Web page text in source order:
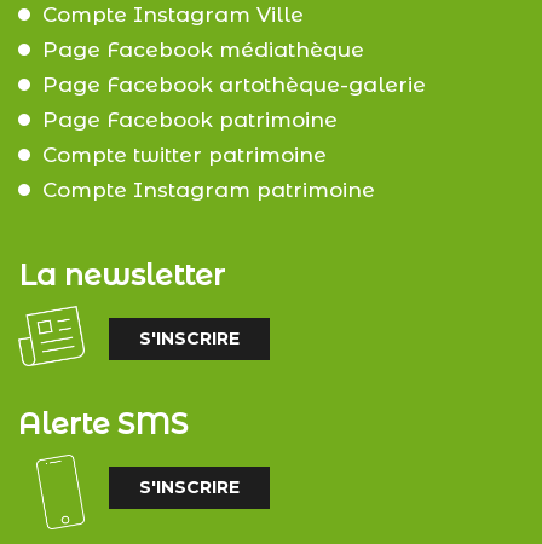
Compte Instagram Ville
Page Facebook médiathèque
Page Facebook artothèque-galerie
Page Facebook patrimoine
Compte twitter patrimoine
Compte Instagram patrimoine
La newsletter
S'INSCRIRE
Alerte SMS
S'INSCRIRE